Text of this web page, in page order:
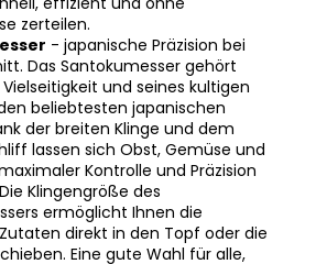
- japanische Präzision bei
Das Santokumesser gehört
und seines kultigen
beliebtesten japanischen
der breiten Klinge und dem
lassen sich Obst, Gemüse und
Kontrolle und Präzision
Klingengröße des
ermöglicht Ihnen die
direkt in den Topf oder die
Eine gute Wahl für alle,
Messer mit japanischer